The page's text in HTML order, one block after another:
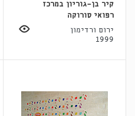
קיר בן-גוריון במרכז
רפואי סורוקה
ירום ורדימון
1999